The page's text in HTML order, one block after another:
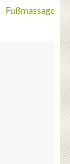
Fußmassage